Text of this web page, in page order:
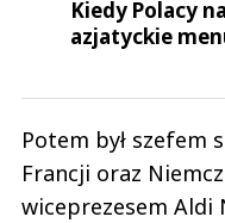
Kiedy Polacy
azjatyckie
Potem był szefem
Francji oraz
wiceprezesem Aldi